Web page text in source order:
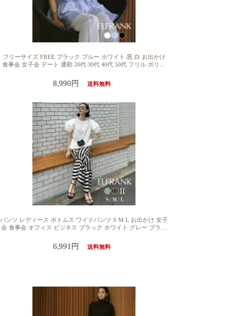
フリーサイズ FREE ブラック ブルー ホワイト 黒 白 お出かけ
食事会 女子会 デート 通勤 20代 30代 40代 50代 フリル ボリュ
プス レディース 半袖 きれいめ 1枚で決まる チュニック シャツ
ゆったり 着痩せ 大きいサイズ おしゃれ カジュアル 体型カバー
ューム 綿混 コットン フレア ラッフル 洗える
8,990円 送料無料
パンツ レディース ボトムス ワイドパンツ S M L お出かけ 女子
会 食事会 オフィス ビジネス ブラック ホワイト グレー ブラウ
パンツ レディース 大きいサイズ きれいめ ワイドパンツ ロング
ボトムス ロング丈 大人 カジュアル おしゃれ 可愛い かわいい
6,991円 送料無料